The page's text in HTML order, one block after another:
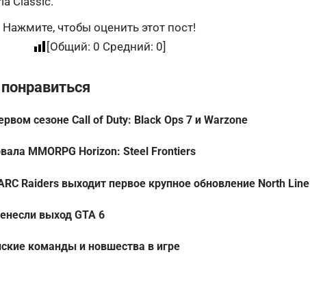
Нажмите, чтобы оценить этот пост!
[Общий: 0 Средний: 0]
сезоне Call of Duty: Black Ops 7 и Warzone
MMORPG Horizon: Steel Frontiers
Raiders выходит первое крупное обновление North Line
выход GTA 6
команды и новшества в игре